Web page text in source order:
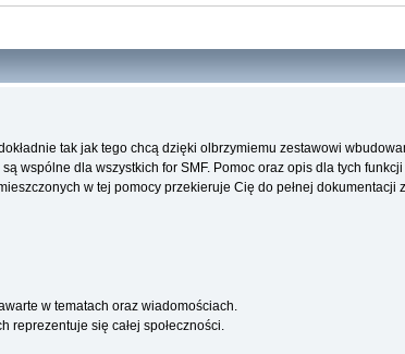
tak jak tego chcą dzięki olbrzymiemu zestawowi
wspólne dla wszystkich for SMF. Pomoc oraz opis dla tych
w tej pomocy przekieruje Cię do pełnej
w tematach oraz wiadomościach.
reprezentuje się całej społeczności.